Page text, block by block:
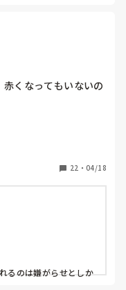
くなってもいないの
ようにと。
と多数
22 ・ 04/18
るのは嫌がらせとしか